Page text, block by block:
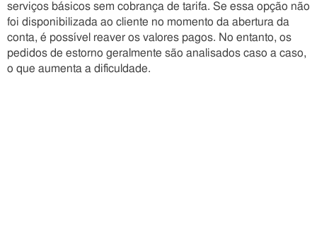
serviços básicos sem cobrança de tarifa. Se essa opção não
foi disponibilizada ao cliente no momento da abertura da
conta, é possível reaver os valores pagos. No entanto, os
pedidos de estorno geralmente são analisados caso a caso,
o que aumenta a dificuldade.